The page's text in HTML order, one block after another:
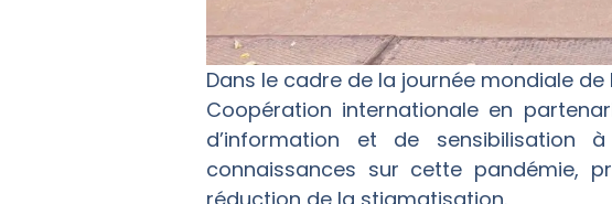
Dans le cadre de la journée mondiale
Coopération internationale en
d’information et de sensibilisation
connaissances sur cette pandémie,